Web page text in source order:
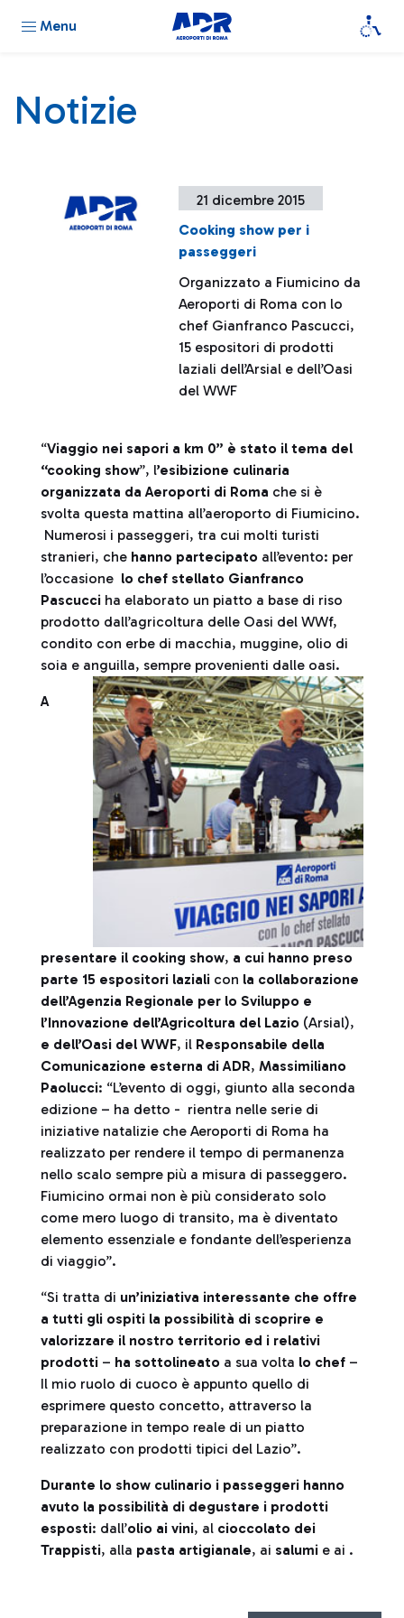
Menu
Notizie
21 dicembre 2015
Cooking show per i
passeggeri
Organizzato a Fiumicino da
Aeroporti di Roma con lo
chef Gianfranco Pascucci,
15 espositori di prodotti
laziali dell’Arsial e dell’Oasi
del WWF
“Viaggio nei sapori a km 0” è stato il tema del
“cooking show”, l’esibizione culinaria
organizzata da Aeroporti di Roma che si è
svolta questa mattina all’aeroporto di Fiumicino.
Numerosi i passeggeri, tra cui molti turisti
stranieri, che hanno partecipato all’evento: per
l’occasione lo chef stellato Gianfranco
Pascucci ha elaborato un piatto a base di riso
prodotto dall’agricoltura delle Oasi del WWf,
condito con erbe di macchia, muggine, olio di
soia e anguilla, sempre provenienti dalle oasi.
A
presentare il cooking show, a cui hanno preso
parte 15 espositori laziali con la collaborazione
dell’Agenzia Regionale per lo Sviluppo e
l’Innovazione dell’Agricoltura del Lazio (Arsial),
e dell’Oasi del WWF, il Responsabile della
Comunicazione esterna di ADR, Massimiliano
Paolucci: “L’evento di oggi, giunto alla seconda
edizione – ha detto - rientra nelle serie di
iniziative natalizie che Aeroporti di Roma ha
realizzato per rendere il tempo di permanenza
nello scalo sempre più a misura di passeggero.
Fiumicino ormai non è più considerato solo
come mero luogo di transito, ma è diventato
elemento essenziale e fondante dell’esperienza
di viaggio”.
“Si tratta di un’iniziativa interessante che offre
a tutti gli ospiti la possibilità di scoprire e
valorizzare il nostro territorio ed i relativi
prodotti – ha sottolineato a sua volta lo chef –
Il mio ruolo di cuoco è appunto quello di
esprimere questo concetto, attraverso la
preparazione in tempo reale di un piatto
realizzato con prodotti tipici del Lazio”.
Durante lo show culinario i passeggeri hanno
avuto la possibilità di degustare i prodotti
esposti: dall’olio ai vini, al cioccolato dei
Trappisti, alla pasta artigianale, ai salumi e ai .